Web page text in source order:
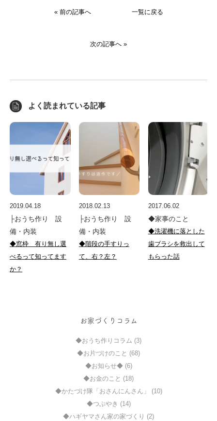
« 前の記事へ 一覧に戻る
次の記事へ »
よく読まれている記事
2019.04.18
├おうち作り 設
備・内装
◆窓枠 有り無し選
べるって知ってます
か？
2018.02.13
├おうち作り 設
備・内装
◆階段の手すりっ
て、右？左？
2017.06.02
◆家事のこと
◆洗濯機に落とした
歯ブラシを救出して
もらった話
お家づくりコラム
◆おうち作りコラム (3)
◆お片づけのこと (68)
◆お知らせ◆ (6)
◆お金のこと (18)
◆かたづけ隊「おさんにんさん」 (10)
◆つぶやき (14)
◆ハギヤマさん家の家づくり (2)